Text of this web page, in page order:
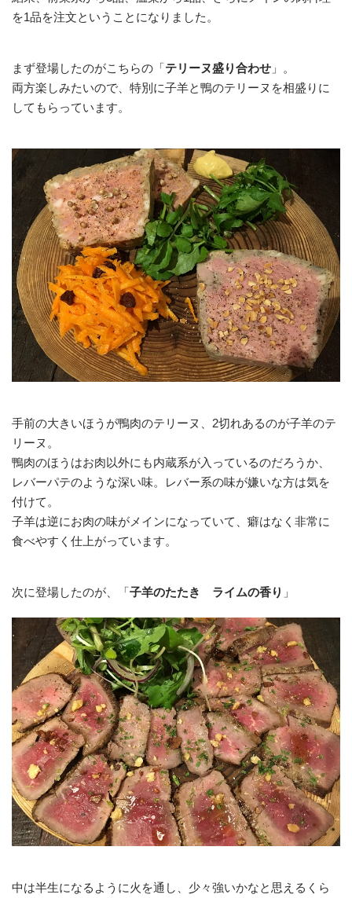
を1品を注文ということになりました。
まず登場したのがこちらの「テリーヌ盛り合わせ 」。
両方楽しみたいので、特別に子羊と鴨のテリーヌを相盛りに
してもらっています。
手前の大きいほうが鴨肉のテリーヌ、2切れあるのが子羊のテ
リーヌ。
鴨肉のほうはお肉以外にも内蔵系が入っているのだろうか、
レバーパテのような深い味。レバー系の味が嫌いな方は気を
付けて。
子羊は逆にお肉の味がメインになっていて、癖はなく非常に
食べやすく仕上がっています。
次に登場したのが、「子羊のたたき ライムの香り 」
中は半生になるように火を通し、少々強いかなと思えるくら